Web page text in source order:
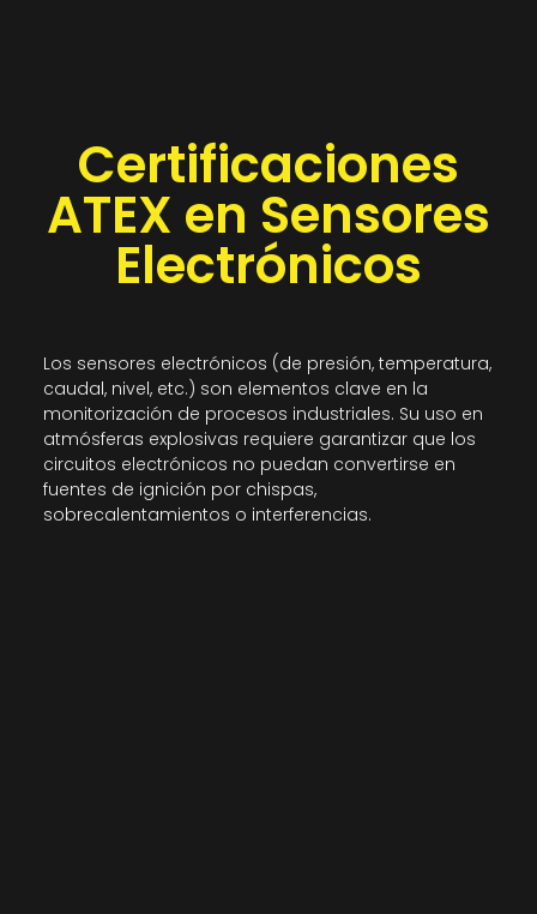
Certificaciones
ATEX en Sensores
Electrónicos
Los sensores electrónicos (de presión, temperatura,
caudal, nivel, etc.) son elementos clave en la
monitorización de procesos industriales. Su uso en
atmósferas explosivas requiere garantizar que los
circuitos electrónicos no puedan convertirse en
fuentes de ignición por chispas,
sobrecalentamientos o interferencias.